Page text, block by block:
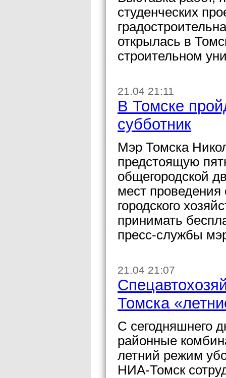
студенческих
открылась в
строительном
21.04 21:11
В Томске
субботник
Мэр Томска
предстоящую
общегородской
мест проведения
городского
принимать
пресс-службы
21.04 21:07
Томска
С сегодняшнего
районные
летний режим
НИА-Томск